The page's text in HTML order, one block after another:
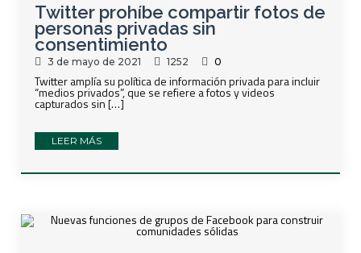
Twitter prohíbe compartir fotos de
personas privadas sin
consentimiento
3 de mayo de 2021 1252 0
Twitter amplía su política de información privada para incluir
“medios privados”, que se refiere a fotos y videos
capturados sin […]
LEER MÁS